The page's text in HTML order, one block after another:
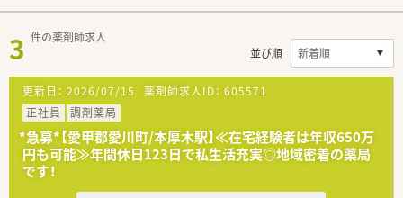
3 件の薬剤師求人
並び順
更新日： 2026/07/15 薬剤師求人ID： 605571
正社員
調剤薬局
*急募*【愛甲郡愛川町/本厚木駅】≪在宅経験者は年収650万
円も可能≫年間休日123日で私生活充実◎地域密着の薬局
です！